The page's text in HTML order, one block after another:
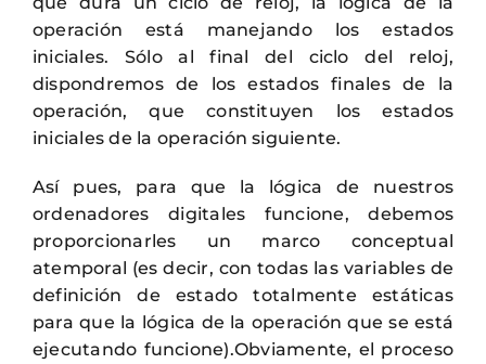
operación está manejando los estados
iniciales. Sólo al final del ciclo del reloj,
dispondremos de los estados finales de la
operación, que constituyen los estados
iniciales de la operación siguiente.
Así pues, para que la lógica de nuestros
ordenadores digitales funcione, debemos
proporcionarles un marco conceptual
atemporal (es decir, con todas las variables de
definición de estado totalmente estáticas
para que la lógica de la operación que se está
ejecutando funcione).Obviamente, el proceso